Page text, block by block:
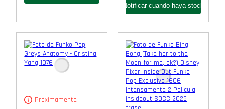
Próximamente